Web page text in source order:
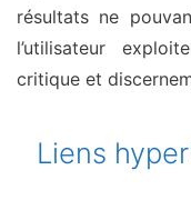
résultats ne
l’utilisateur
critique et
Liens